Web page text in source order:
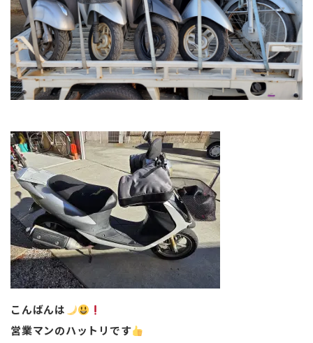
こんばんは
営業マンのハットリです